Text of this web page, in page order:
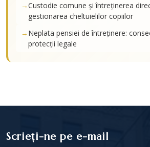
Custodie comune și întreținerea
gestionarea cheltuielilor copiilor
Neplata pensiei de întreținere:
protecții legale
Scrieți-ne pe e-mail